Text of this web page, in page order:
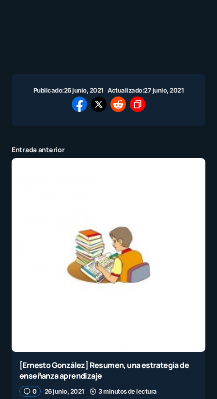
Publicado:26 junio, 2021 Actualizado:27 junio, 2021
Entrada anterior
[Ernesto González] Resumen, una estrategia de
enseñanza aprendizaje
0 26 junio, 2021 3 minutos de lectura